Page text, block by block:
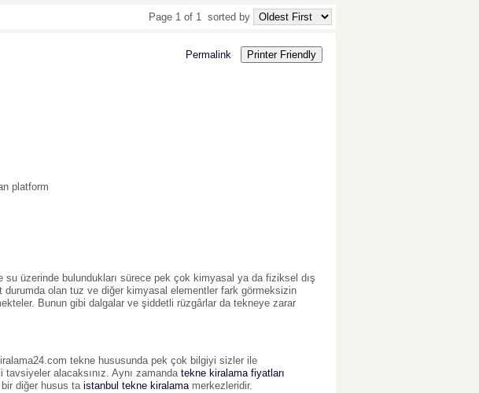
Page 1 of 1 sorted by
Permalink Printer Friendly
platform
su üzerinde bulundukları sürece pek çok kimyasal ya da fiziksel dış
olan tuz ve diğer kimyasal elementler fark görmeksizin
Bunun gibi dalgalar ve şiddetli rüzgârlar da tekneye zarar
tekne hususunda pek çok bilgiyi sizler ile
tavsiyeler alacaksınız. Aynı zamanda tekne kiralama fiyatları
diğer husus taistanbul tekne kiralamamerkezleridir.